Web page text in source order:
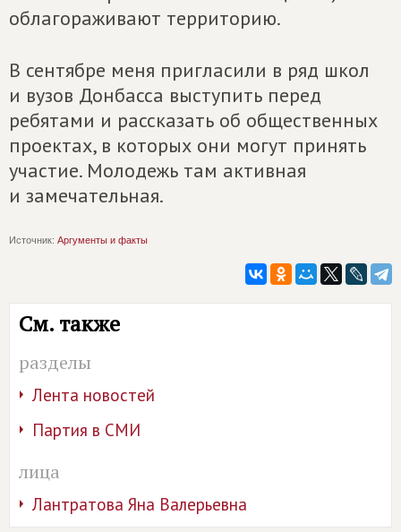
облагораживают территорию.
В сентябре меня пригласили в ряд школ
и вузов Донбасса выступить перед
ребятами и рассказать об общественных
проектах, в которых они могут принять
участие. Молодежь там активная
и замечательная.
Источник: Аргументы и факты
См. также
разделы
Лента новостей
Партия в СМИ
лица
Лантратова Яна Валерьевна